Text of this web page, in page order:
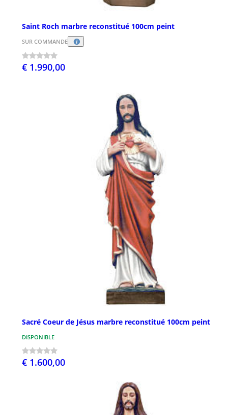
Saint Roch marbre reconstitué 100cm peint
SUR COMMANDE
€ 1.990,00
Sacré Coeur de Jésus marbre reconstitué 100cm peint
DISPONIBLE
€ 1.600,00